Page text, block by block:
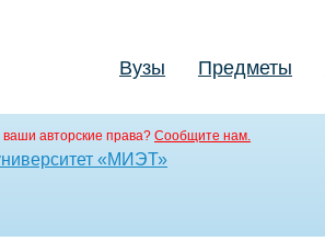
Вузы Предметы
авторские права? Сообщите нам.
«МИЭТ»